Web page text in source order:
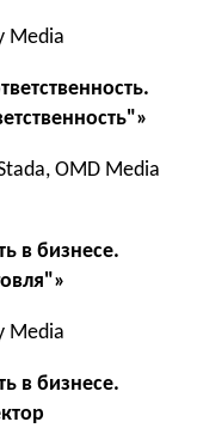
Media
OMD Media
в бизнесе.
Media
в бизнесе.